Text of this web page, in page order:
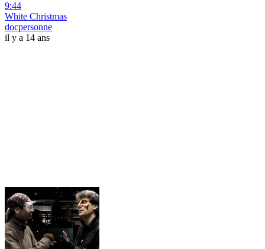
9:44
White Christmas
docpersonne
il y a 14 ans